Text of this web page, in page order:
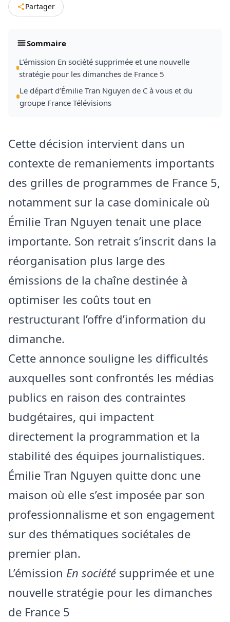
Partager
Sommaire
L’émission En société supprimée et une nouvelle
stratégie pour les dimanches de France 5
Le départ d’Émilie Tran Nguyen de C à vous et du
groupe France Télévisions
Cette décision intervient dans un
contexte de remaniements importants
des grilles de programmes de France 5,
notamment sur la case dominicale où
Émilie Tran Nguyen tenait une place
importante. Son retrait s’inscrit dans la
réorganisation plus large des
émissions de la chaîne destinée à
optimiser les coûts tout en
restructurant l’offre d’information du
dimanche.
Cette annonce souligne les difficultés
auxquelles sont confrontés les médias
publics en raison des contraintes
budgétaires, qui impactent
directement la programmation et la
stabilité des équipes journalistiques.
Émilie Tran Nguyen quitte donc une
maison où elle s’est imposée par son
professionnalisme et son engagement
sur des thématiques sociétales de
premier plan.
L’émission En société supprimée et une
nouvelle stratégie pour les dimanches
de France 5